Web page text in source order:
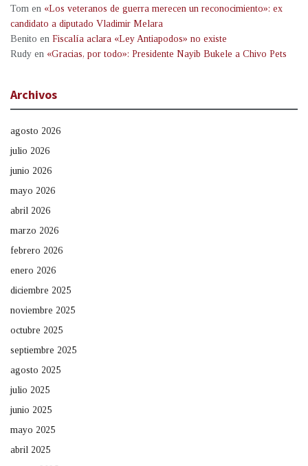
Tom en «Los veteranos de guerra merecen un reconocimiento»: ex
candidato a diputado Vladimir Melara
Benito en Fiscalía aclara «Ley Antiapodos» no existe
Rudy en «Gracias, por todo»: Presidente Nayib Bukele a Chivo Pets
Archivos
agosto 2026
julio 2026
junio 2026
mayo 2026
abril 2026
marzo 2026
febrero 2026
enero 2026
diciembre 2025
noviembre 2025
octubre 2025
septiembre 2025
agosto 2025
julio 2025
junio 2025
mayo 2025
abril 2025